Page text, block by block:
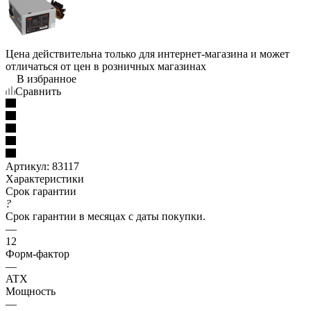
Цена действительна только для интернет-магазина и может
отличаться от цен в розничных магазинах
В избранное
Сравнить
Артикул: 83117
Характеристики
Срок гарантии
?
Срок гарантии в месяцах с даты покупки.
—
12
Форм-фактор
—
ATX
Мощность
—